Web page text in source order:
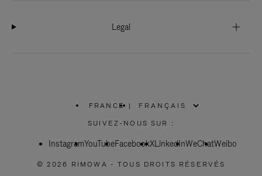
Legal
FRANCE
SÉLECTIONNEZ
VOTRE
|
SUIVEZ-NOUS SUR :
InstagramYouTubeFacebookXLinkedInWeChatWeibo
© 2026 RIMOWA - TOUS DROITS RÉSERVÉS